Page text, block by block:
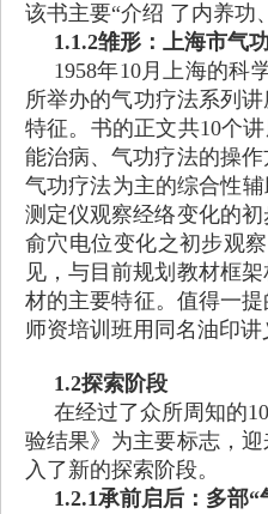
该书主要“介绍 了内养功
1.1.2雏形：上海市气
1958年10月上海的科
所举办的气功疗法系列
特征。书的正文共10个
能治病、气功疗法的操
气功疗法为主的综合性
测定仪观察经络变化的
俞穴电位变化之初步观
见，与目前规划教材框
材的主要特征。值得一
师资培训班用同名油印讲
1.2探索阶段
在经过了众所周知的
验结果》为主要标志，
入了新的探索阶段。
1.2.1承前启后：多部“